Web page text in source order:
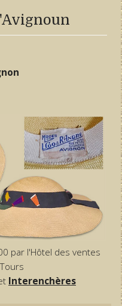
par l'Hôtel des ventes
Interenchères